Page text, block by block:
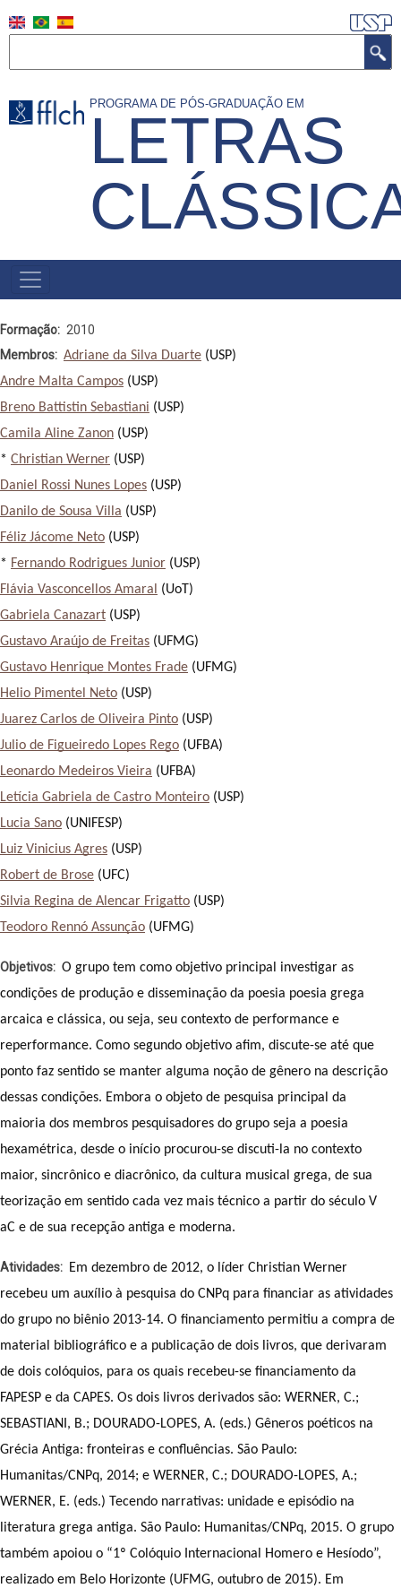
para
principal
PROGRAMA DE PÓS-GRADUAÇÃO EM
LETRAS
NAVEGAÇÃO
PRINCIPAL
Formação
2010
Membros
Adriane da Silva Duarte (USP)
Andre Malta Campos (USP)
Breno Battistin Sebastiani (USP)
Camila Aline Zanon (USP)
* Christian Werner (USP)
Daniel Rossi Nunes Lopes (USP)
Danilo de Sousa Villa (USP)
Féliz Jácome Neto (USP)
* Fernando Rodrigues Junior (USP)
Flávia Vasconcellos Amaral
(UoT)
Gabriela Canazart (USP)
Gustavo Araújo de Freitas (UFMG)
Gustavo Henrique Montes Frade (UFMG)
Helio Pimentel Neto (USP)
Juarez Carlos de Oliveira Pinto (USP)
Julio de Figueiredo Lopes Rego (UFBA)
Leonardo Medeiros Vieira (UFBA)
Letícia Gabriela de Castro Monteiro (USP)
Lucia Sano (UNIFESP)
Luiz Vinicius Agres (USP)
Robert de Brose (UFC)
Silvia Regina de Alencar Frigatto (USP)
Teodoro Rennó Assunção (UFMG)
Objetivos
O grupo tem como objetivo principal investigar as
condições de produção e disseminação da poesia poesia grega
arcaica e clássica, ou seja, seu contexto de performance e
reperformance. Como segundo objetivo afim, discute-se até que
ponto faz sentido se manter alguma noção de gênero na descrição
dessas condições. Embora o objeto de pesquisa principal da
maioria dos membros pesquisadores do grupo seja a poesia
hexamétrica, desde o início procurou-se discuti-la no contexto
maior, sincrônico e diacrônico, da cultura musical grega, de sua
teorização em sentido cada vez mais técnico a partir do século V
aC e de sua recepção antiga e moderna.
Atividades
Em dezembro de 2012, o líder Christian Werner
recebeu um auxílio à pesquisa do CNPq para financiar as atividades
do grupo no biênio 2013-14. O financiamento permitiu a compra de
material bibliográfico e a publicação de dois livros, que derivaram
de dois colóquios, para os quais recebeu-se financiamento da
FAPESP e da CAPES. Os dois livros derivados são: WERNER, C.;
SEBASTIANI, B.; DOURADO-LOPES, A. (eds.) Gêneros poéticos na
Grécia Antiga: fronteiras e confluências. São Paulo:
Humanitas/CNPq, 2014; e WERNER, C.; DOURADO-LOPES, A.;
WERNER, E. (eds.) Tecendo narrativas: unidade e episódio na
literatura grega antiga. São Paulo: Humanitas/CNPq, 2015. O grupo
também apoiou o “1º Colóquio Internacional Homero e Hesíodo”,
realizado em Belo Horizonte (UFMG, outubro de 2015). Em